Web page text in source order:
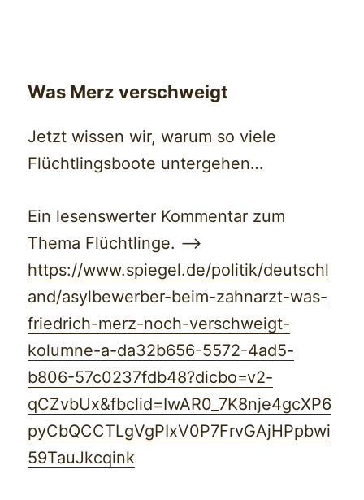
Was Merz verschweigt
Jetzt wissen wir, warum so viele
Flüchtlingsboote untergehen…
Ein lesenswerter Kommentar zum
Thema Flüchtlinge. —>
https://www.spiegel.de/politik/deutschl
and/asylbewerber-beim-zahnarzt-was-
friedrich-merz-noch-verschweigt-
kolumne-a-da32b656-5572-4ad5-
b806-57c0237fdb48?dicbo=v2-
qCZvbUx&fbclid=IwAR0_7K8nje4gcXP6
pyCbQCCTLgVgPIxV0P7FrvGAjHPpbwi
59TauJkcqink